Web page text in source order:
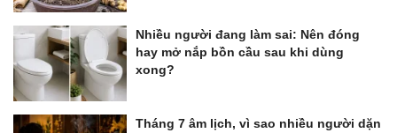
Nhiều người đang làm sai: Nên đóng
hay mở nắp bồn cầu sau khi dùng
xong?
Tháng 7 âm lịch, vì sao nhiều người dặn